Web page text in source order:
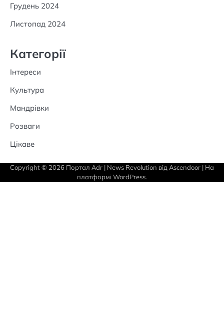
Грудень 2024
Листопад 2024
Категорії
Інтереси
Культура
Мандрівки
Розваги
Цікаве
Copyright © 2026 Портал Adr | News Revolution від Ascendoor | На
платформіWordPress.